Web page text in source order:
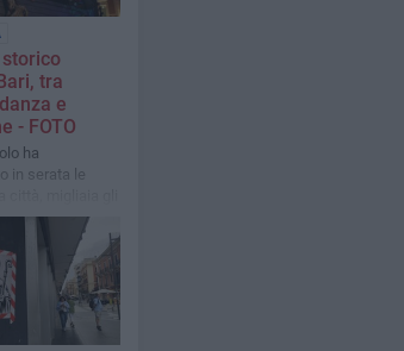
storico
tra
e
- FOTO
ha
in serata le